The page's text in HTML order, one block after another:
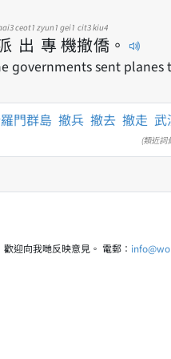
出
ceot1
專
zyun1
機
gei1
撤
cit3
僑
kiu4
。
governments sent planes
門群島 撤兵 撤去 撤走 武
(類近詞
歡迎向我哋反映意見。 電郵：